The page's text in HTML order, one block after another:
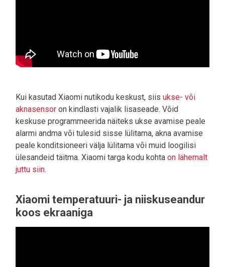
Kui kasutad Xiaomi nutikodu keskust, siis ukse- või
aknasensor on kindlasti vajalik lisaseade. Võid
keskuse programmeerida näiteks ukse avamise peale
alarmi andma või tulesid sisse lülitama, akna avamise
peale konditsioneeri välja lülitama või muid loogilisi
ülesandeid täitma. Xiaomi targa kodu kohta on lähemalt
juttu siin.
Xiaomi temperatuuri- ja niiskuseandur
koos ekraaniga